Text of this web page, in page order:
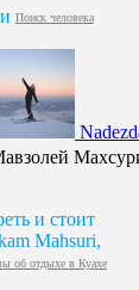
Поиск человека
и стоит
Mahsuri,
об отдыхе в Куахе